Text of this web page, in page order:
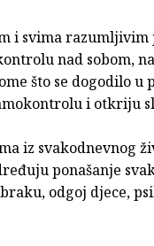
i svima
nad sobom,
što se dogodilo
i otkriju
iz svakodnevnog
ponašanje
odgoj djece,